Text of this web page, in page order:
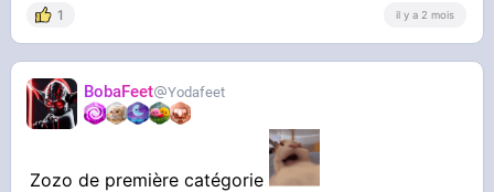
1 il y a 2 mois
BobaFeet Yodafeet
Zozo de première catégorie